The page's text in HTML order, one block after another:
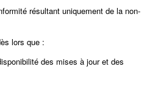
résultant uniquement de la non-
lors que :
des mises à jour et des